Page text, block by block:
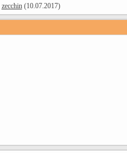
zecchin(10.07.2017)